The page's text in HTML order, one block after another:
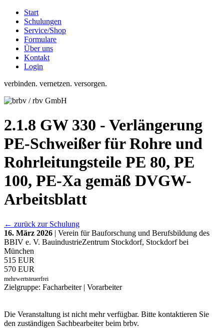
Start
Schulungen
Service/Shop
Formulare
Über uns
Kontakt
Login
verbinden. vernetzen. versorgen.
2.1.8 GW 330 - Verlängerung
PE-Schweißer für Rohre und
Rohrleitungsteile PE 80, PE
100, PE-Xa gemäß DVGW-
Arbeitsblatt
← zurück zur Schulung
16. März 2026 | Verein für Bauforschung und Berufsbildung des
BBIV e. V. BauindustrieZentrum Stockdorf, Stockdorf bei
München
515 EUR
570 EUR
mehrwertsteuerfrei
Zielgruppe: Facharbeiter | Vorarbeiter
Die Veranstaltung ist nicht mehr verfügbar. Bitte kontaktieren Sie
den zuständigen Sachbearbeiter beim brbv.